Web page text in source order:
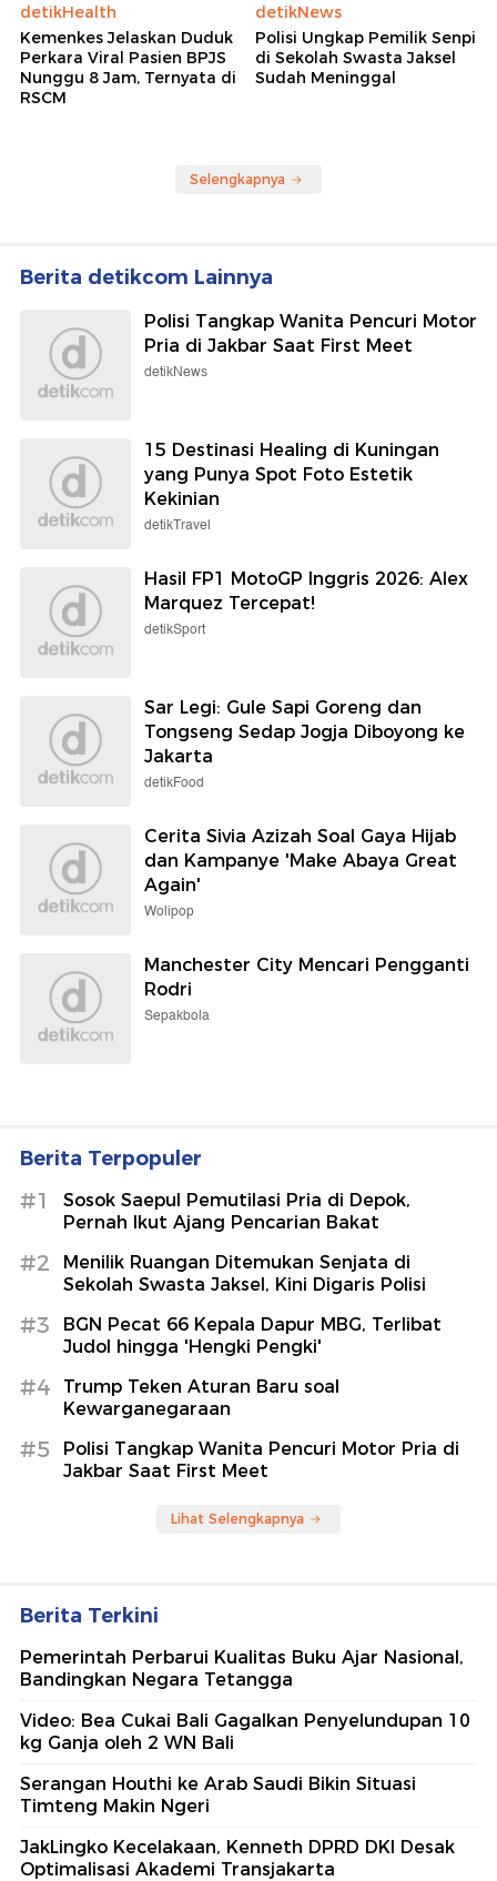
detikHealth
Kemenkes Jelaskan Duduk
Perkara Viral Pasien BPJS
Nunggu 8 Jam, Ternyata di
RSCM
detikNews
Polisi Ungkap Pemilik Senpi
di Sekolah Swasta Jaksel
Sudah Meninggal
Selengkapnya
Berita detikcom Lainnya
Polisi Tangkap Wanita Pencuri Motor
Pria di Jakbar Saat First Meet
detikNews
15 Destinasi Healing di Kuningan
yang Punya Spot Foto Estetik
Kekinian
detikTravel
Hasil FP1 MotoGP Inggris 2026: Alex
Marquez Tercepat!
detikSport
Sar Legi: Gule Sapi Goreng dan
Tongseng Sedap Jogja Diboyong ke
Jakarta
detikFood
Cerita Sivia Azizah Soal Gaya Hijab
dan Kampanye 'Make Abaya Great
Again'
Wolipop
Manchester City Mencari Pengganti
Rodri
Sepakbola
Berita Terpopuler
#1
Sosok Saepul Pemutilasi Pria di Depok,
Pernah Ikut Ajang Pencarian Bakat
#2
Menilik Ruangan Ditemukan Senjata di
Sekolah Swasta Jaksel, Kini Digaris Polisi
#3
BGN Pecat 66 Kepala Dapur MBG, Terlibat
Judol hingga 'Hengki Pengki'
#4
Trump Teken Aturan Baru soal
Kewarganegaraan
#5
Polisi Tangkap Wanita Pencuri Motor Pria di
Jakbar Saat First Meet
Lihat Selengkapnya
Berita Terkini
Pemerintah Perbarui Kualitas Buku Ajar Nasional,
Bandingkan Negara Tetangga
Video: Bea Cukai Bali Gagalkan Penyelundupan 10
kg Ganja oleh 2 WN Bali
Serangan Houthi ke Arab Saudi Bikin Situasi
Timteng Makin Ngeri
JakLingko Kecelakaan, Kenneth DPRD DKI Desak
Optimalisasi Akademi Transjakarta